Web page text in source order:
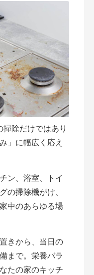
除だけではあり
」に幅広く応え
ン、浴室、トイ
の掃除機がけ、
中のあらゆる場
きから、当日の
まで。栄養バラ
たの家のキッチ